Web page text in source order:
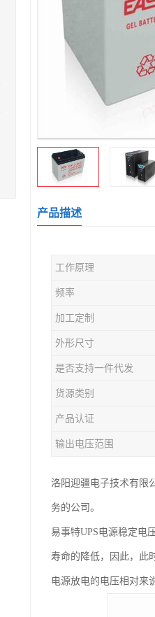
产品描述
工作原理
频率
加工定制
外形尺寸
是否支持一件代发
货源类别
产品认证
输出电压范围
洛阳迎疆电子技术有限
务的公司。
易事特UPS电源稳定电
寿命的降低，因此，此
电源放电的电压相对来